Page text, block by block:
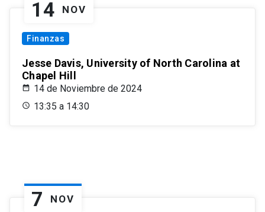
14 NOV
Finanzas
Jesse Davis, University of North Carolina at
Chapel Hill
14 de Noviembre de 2024
13:35 a 14:30
7 NOV